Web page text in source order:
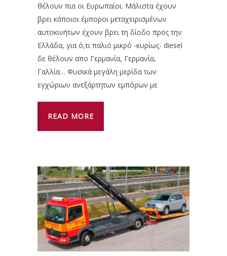
θέλουν πια οι Ευρωπαίοι. Μάλιστα έχουν
βρει κάποιοι έμποροι μεταχειρισμένων
αυτοκινήτων έχουν βρει τη δίοδο προς την
Ελλάδα, για ό,τι παλιό μικρό -κυρίως- diesel
δε θέλουν απο Γερμανία, Γερμανία,
Γαλλία… Φυσικά μεγάλη μερίδα των
εγχώριων ανεξάρτητων εμπόρων με
READ MORE